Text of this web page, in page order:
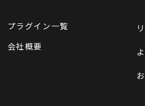
プラグイン一覧
会社概要